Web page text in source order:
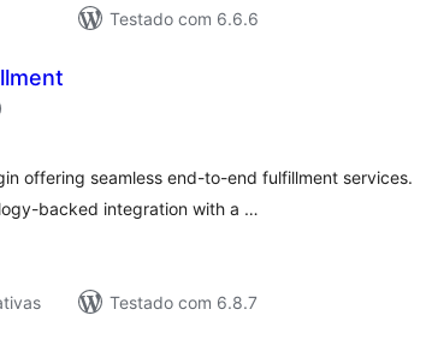
Testado com 6.6.6
total
)
offering seamless end-to-end fulfillment services.
backed integration with a …
Testado com 6.8.7